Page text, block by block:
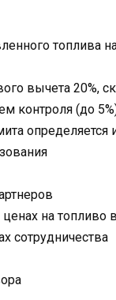
топлива
вычета 20%,
контроля (до
определяется
на
сотрудничества